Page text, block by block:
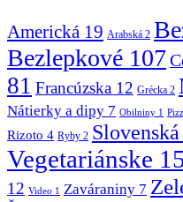
Americká 19 Arabská 2
Bezlepkové 107
81 Francúzska 12 Grécka 2
Nátierky a dipy 7 Obilniny 1
Rizoto 4 Ryby 2 Slovenská
Vegetariánske
12 Video 1 Zaváraniny 7